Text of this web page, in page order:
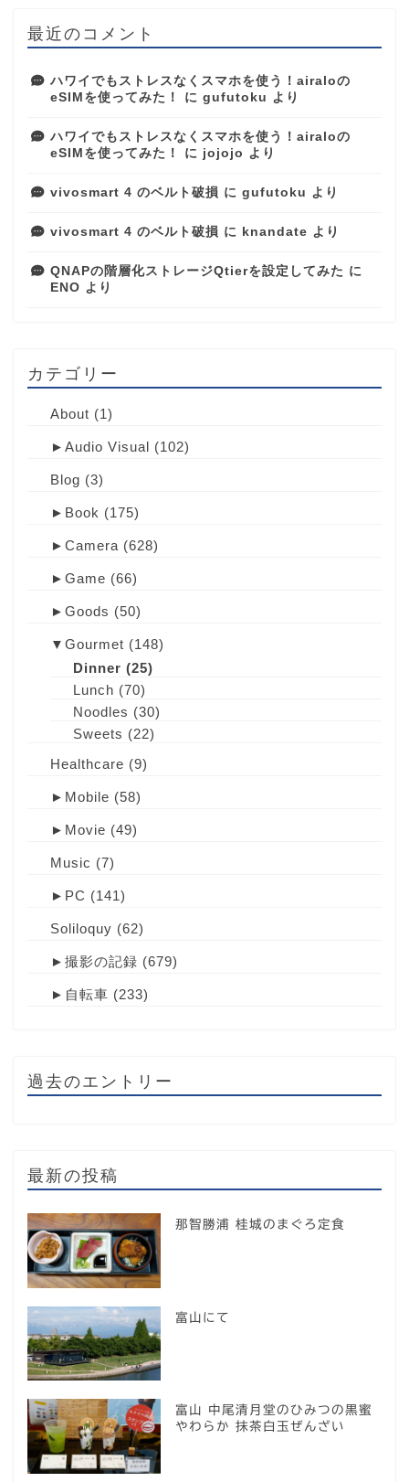
最近のコメント
ハワイでもストレスなくスマホを使う！airaloの
eSIMを使ってみた！
に gufutoku より
ハワイでもストレスなくスマホを使う！airaloの
eSIMを使ってみた！
に jojojo より
vivosmart 4 のベルト破損 に gufutoku より
vivosmart 4 のベルト破損 に knandate より
QNAPの階層化ストレージQtierを設定してみた に
ENO より
カテゴリー
About (1)
► Audio Visual (102)
Blog (3)
► Book (175)
► Camera (628)
► Game (66)
► Goods (50)
▼ Gourmet (148)
Dinner (25)
Lunch (70)
Noodles (30)
Sweets (22)
Healthcare (9)
► Mobile (58)
► Movie (49)
Music (7)
► PC (141)
Soliloquy (62)
► 撮影の記録 (679)
► 自転車 (233)
過去のエントリー
最新の投稿
那智勝浦 桂城のまぐろ定食
富山にて
富山 中尾清月堂のひみつの黒蜜
やわらか 抹茶白玉ぜんざい